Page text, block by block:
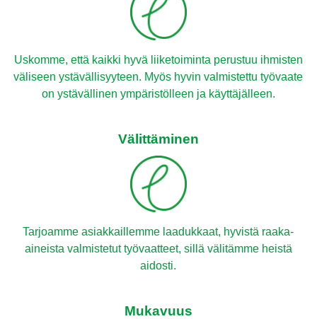
Uskomme, että kaikki hyvä liiketoiminta perustuu ihmisten
väliseen ystävällisyyteen. Myös hyvin valmistettu työvaate
on ystävällinen ympäristölleen ja käyttäjälleen.
Välittäminen
Tarjoamme asiakkaillemme laadukkaat, hyvistä raaka-
aineista valmistetut työvaatteet, sillä välitämme heistä
aidosti.
Mukavuus